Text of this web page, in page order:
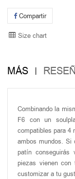
Compartir
Size chart
MÁS
Combinando la
F6 con un
compatibles para 4
ambos mundos. Si
patín conseguirás
piezas vienen con
customizar a tu